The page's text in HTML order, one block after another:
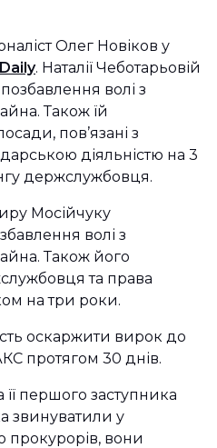
Олег Новіков у
. Наталії Чеботарьовій
волі з
Також їй
пов’язані з
діяльністю на 3
держслужбовця.
Мосійчуку
волі з
Також його
та права
на три роки.
оскаржити вирок до
протягом 30 днів.
її першого заступника
звинуватили у
прокурорів, вони